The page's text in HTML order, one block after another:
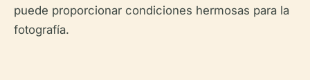
puede proporcionar condiciones hermosas para la
fotografía.